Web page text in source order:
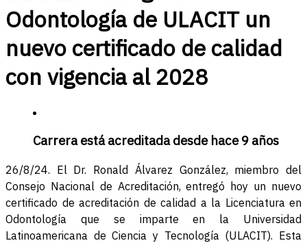
Odontología de ULACIT un
nuevo certificado de calidad
con vigencia al 2028
Carrera está acreditada desde hace 9 años
26/8/24. El Dr. Ronald Álvarez González, miembro del
Consejo Nacional de Acreditación, entregó hoy un nuevo
certificado de acreditación de calidad a la Licenciatura en
Odontología que se imparte en la Universidad
Latinoamericana de Ciencia y Tecnología (ULACIT). Esta